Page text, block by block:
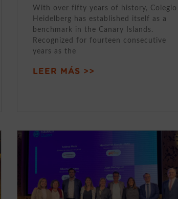
With over fifty years of history, Colegio
Heidelberg has established itself as a
benchmark in the Canary Islands.
Recognized for fourteen consecutive
years as the
LEER MÁS >>